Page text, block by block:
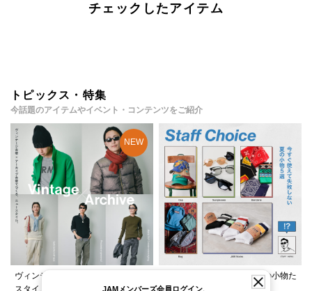
チェックしたアイテム
トピックス・特集
今話題のアイテムやイベント・コンテンツをご紹介
ヴィンテージ×ブランド古着で作る
スタッフが選ぶ、夏に必須の小物た
JAMメンバーズ会員ログイン、